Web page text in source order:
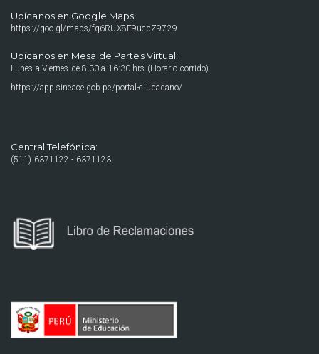
Ubícanos en Google Maps:
https://goo.gl/maps/fq6RUX8E9ucbZ9729
Ubícanos en Mesa de Partes Virtual:
Lunes a Viernes de 8:30 a 16:30 hrs (Horario corrido).
https://app.sineace.gob.pe/portal-ciudadano/
Central Telefónica:
(511) 6371122 - 6371123